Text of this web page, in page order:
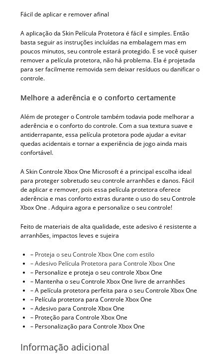
Fácil de aplicar e remover afinal
A aplicação da Skin Película Protetora é fácil e simples. Então
basta seguir as instruções incluídas na embalagem mas em
poucos minutos, seu controle estará protegido. E se você quiser
remover a película protetora, não há problema. Ela é projetada
para ser facilmente removida sem deixar resíduos ou danificar o
controle.
Melhore a aderência e o conforto certamente
Além de proteger o Controle também todavia pode melhorar a
aderência e o conforto do controle. Com a sua textura suave e
antiderrapante, essa película protetora pode ajudar a evitar
quedas acidentais e tornar a experiência de jogo ainda mais
confortável.
A Skin Controle Xbox One Microsoft é a principal escolha ideal
para proteger sobretudo seu controle arranhões e danos. Fácil
de aplicar e remover, pois essa película protetora oferece
aderência e mas conforto extras durante o uso do seu Controle
Xbox One . Adquira agora e personalize o seu controle!
Feito de materiais de alta qualidade, este adesivo é resistente a
arranhões, impactos leves e sujeira
– Proteja o seu Controle Xbox One com estilo
– Adesivo Película Protetora para Controle Xbox One
– Personalize e proteja o seu controle Xbox One
– Mantenha o seu Controle Xbox One livre de arranhões
– A película protetora perfeita para o seu Controle Xbox One
– Película protetora para Controle Xbox One
– Adesivo para Controle Xbox One
– Proteção para Controle Xbox One
– Personalização para Controle Xbox One
Informação adicional